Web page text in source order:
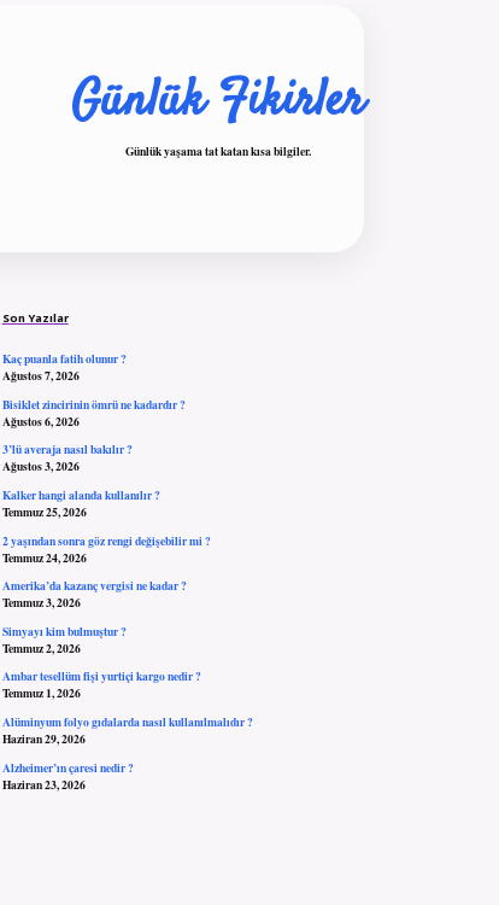
Günlük Fikirler
Günlük yaşama tat katan kısa bilgiler.
Son Yazılar
Kaç puanla fatih olunur ?
Ağustos 7, 2026
Bisiklet zincirinin ömrü ne kadardır ?
Ağustos 6, 2026
3’lü averaja nasıl bakılır ?
Ağustos 3, 2026
Kalker hangi alanda kullanılır ?
Temmuz 25, 2026
2 yaşından sonra göz rengi değişebilir mi ?
Temmuz 24, 2026
Amerika’da kazanç vergisi ne kadar ?
Temmuz 3, 2026
Simyayı kim bulmuştur ?
Temmuz 2, 2026
Ambar tesellüm fişi yurtiçi kargo nedir ?
Temmuz 1, 2026
Alüminyum folyo gıdalarda nasıl kullanılmalıdır ?
Haziran 29, 2026
Alzheimer’ın çaresi nedir ?
Haziran 23, 2026